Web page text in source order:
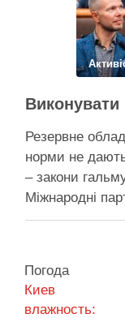
Поділитися у
Резервне
норми не
– закони
Міжнародні
обладнання
4 серпня
від …
Погода
Киев
влажность: